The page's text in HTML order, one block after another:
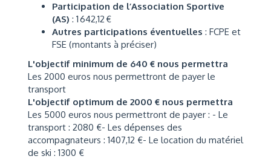
Participation de l’Association Sportive
(AS) : 1 642,12 €
Autres participations éventuelles : FCPE et
FSE (montants à préciser)
L'objectif minimum de 640 € nous permettra
Les 2000 euros nous permettront de payer le
transport
L'objectif optimum de 2000 € nous permettra
Les 5000 euros nous permettront de payer : - Le
transport : 2080 €- Les dépenses des
accompagnateurs : 1407,12 €- Le location du matériel
de ski : 1300 €